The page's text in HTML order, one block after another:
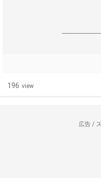
196 view
広告 /